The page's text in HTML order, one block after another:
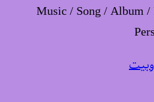
Music / Song / Album
وبیت